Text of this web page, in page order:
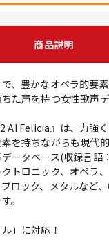
商品説明
、豊かなオペラ的要
た声を持つ女性歌声
AI Felicia』は、力強く
を持ちながらも現代
ータベース(収録言語
トロニック、オペラ
ロック、メタルなど
。
」に対応！